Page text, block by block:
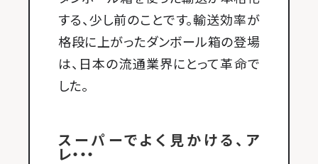
する、少し前のことです。輸送効率が
格段に上がったダンボール箱の登場
は、日本の流通業界にとって革命で
した。
スーパーでよく見かける、ア
レ・・・